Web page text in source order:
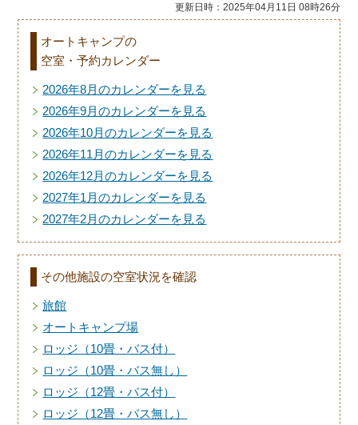
更新日時：2025年04月11日 08時26分
オートキャンプの
空室・予約カレンダー
2026年8月のカレンダーを見る
2026年9月のカレンダーを見る
2026年10月のカレンダーを見る
2026年11月のカレンダーを見る
2026年12月のカレンダーを見る
2027年1月のカレンダーを見る
2027年2月のカレンダーを見る
その他施設の空室状況を確認
旅館
オートキャンプ場
ロッジ（10畳・バス付）
ロッジ（10畳・バス無し）
ロッジ（12畳・バス付）
ロッジ（12畳・バス無し）